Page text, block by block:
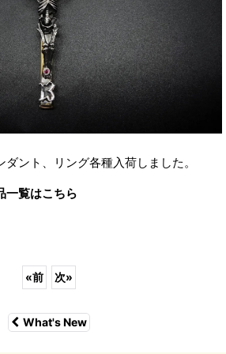
ント、リング各種入荷しました。
一覧はこちら
«前 次»
What's New